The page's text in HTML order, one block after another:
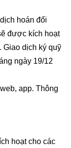
hoán đổi
được kích hoạt
Giao dịch ký quỹ
ngày 19/12
app. Thông
hoạt cho các